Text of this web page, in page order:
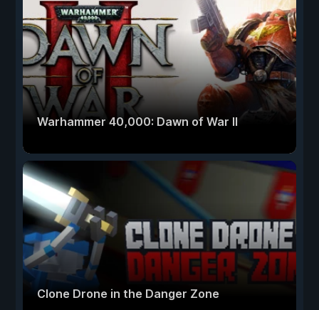
Warhammer 40,000: Dawn of War II
Clone Drone in the Danger Zone